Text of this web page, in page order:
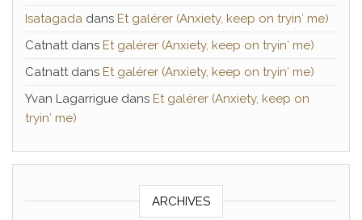
Isatagada dans Et galérer (Anxiety, keep on tryin′ me)
Catnattdans Et galérer (Anxiety, keep on tryin′ me)
Catnattdans Et galérer (Anxiety, keep on tryin′ me)
Yvan Lagarrigue dans Et galérer (Anxiety, keep on
tryin′ me)
ARCHIVES